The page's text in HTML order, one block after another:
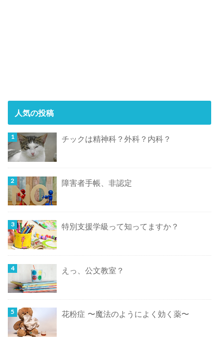
人気の投稿
チックは精神科？外科？内科？
障害者手帳、非認定
特別支援学級って知ってますか？
えっ、公文教室？
花粉症 〜魔法のようによく効く薬〜